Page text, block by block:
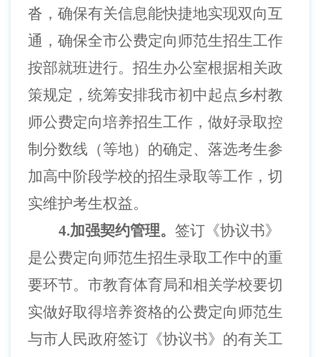
沓，确保有关信息能快捷地实现双向互
通，确保全市公费定向师范生招生工作
按部就班进行。招生办公室根据相关政
策规定，统筹安排我市初中起点乡村教
师公费定向培养招生工作，做好录取控
制分数线（等地）的确定、落选考生参
加高中阶段学校的招生录取等工作，切
实维护考生权益。
4.加强契约管理。签订《协议书》
是公费定向师范生招生录取工作中的重
要环节。市教育体育局和相关学校要切
实做好取得培养资格的公费定向师范生
与市人民政府签订《协议书》的有关工